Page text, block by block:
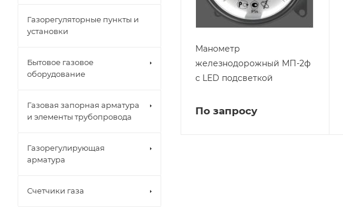
Манометр
железнодорожный МП-2ф
с LED подсветкой
По запросу
Газорегуляторные пункты и
установки
Бытовое газовое
оборудование
Газовая запорная арматура
и элементы трубопровода
Газорегулирующая
арматура
Счетчики газа